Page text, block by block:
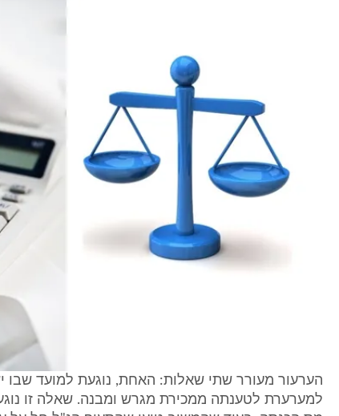
הערעור מעורר שתי שאלות: האחת, נוגעת למועד שבו